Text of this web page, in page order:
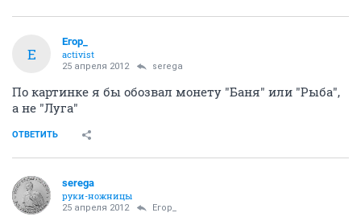
Е
Егор_
activist
25 апреля 2012 serega
По картинке я бы обозвал монету "Баня" или "Рыба",
а не "Луга"
ОТВЕТИТЬ
serega
руки-ножницы
25 апреля 2012 Егор_